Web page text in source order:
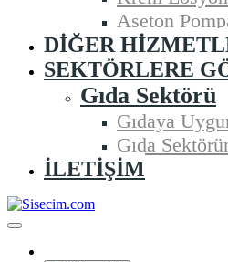
Aseton
DIĞER
SEKTÖRLERE
Gıda Sektörü
Gıdaya
Gıda
İLETIŞIM